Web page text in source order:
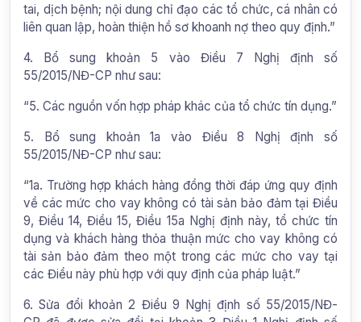
tai, dịch bệnh; nội dung chỉ đạo các tổ chức, cá nhân có
liên quan lập, hoàn thiện hồ sơ khoanh nợ theo quy định.”
4. Bổ sung khoản 5 vào Điều 7 Nghị định số
55/2015/NĐ-CP như sau:
“5. Các nguồn vốn hợp pháp khác của tổ chức tín dụng.”
5. Bổ sung khoản 1a vào Điều 8 Nghị định số
55/2015/NĐ-CP như sau:
“1a. Trường hợp khách hàng đồng thời đáp ứng quy định
về các mức cho vay không có tài sản bảo đảm tại Điều
9, Điều 14, Điều 15, Điều 15a Nghị định này, tổ chức tín
dụng và khách hàng thỏa thuận mức cho vay không có
tài sản bảo đảm theo một trong các mức cho vay tại
các Điều này phù hợp với quy định của pháp luật.”
6. Sửa đổi khoản 2 Điều 9 Nghị định số 55/2015/NĐ-